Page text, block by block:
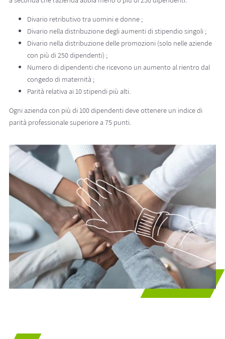
Divario retributivo tra uomini e donne ;
Divario nella distribuzione degli aumenti di stipendio singoli ;
Divario nella distribuzione delle promozioni (solo nelle aziende
con più di 250 dipendenti) ;
Numero di dipendenti che ricevono un aumento al rientro dal
congedo di maternità ;
Parità relativa ai 10 stipendi più alti.
Ogni azienda con più di 100 dipendenti deve ottenere un indice di
parità professionale superiore a 75 punti.